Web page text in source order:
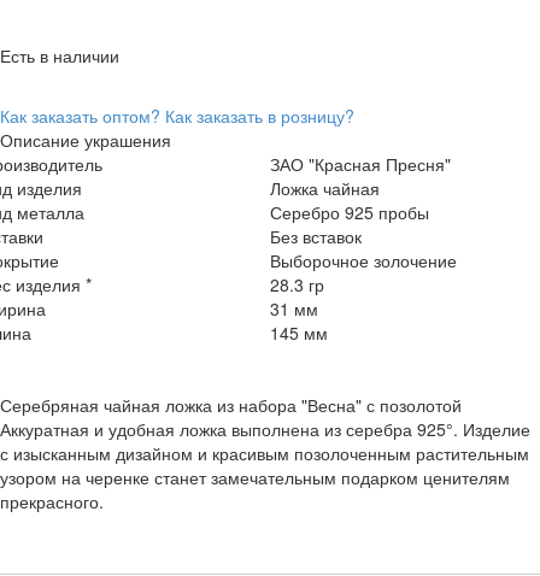
Есть в наличии
Как заказать оптом? Как заказать в розницу?
Описание украшения
ЗАО "Красная Пресня"
изделия
Ложка чайная
металла
Серебро 925 пробы
Без вставок
Выборочное золочение
изделия *
28.3 гр
31 мм
145 мм
Серебряная чайная ложка из набора "Весна" с позолотой
Аккуратная и удобная ложка выполнена из серебра 925°. Изделие
с изысканным дизайном и красивым позолоченным растительным
узором на черенке станет замечательным подарком ценителям
прекрасного.